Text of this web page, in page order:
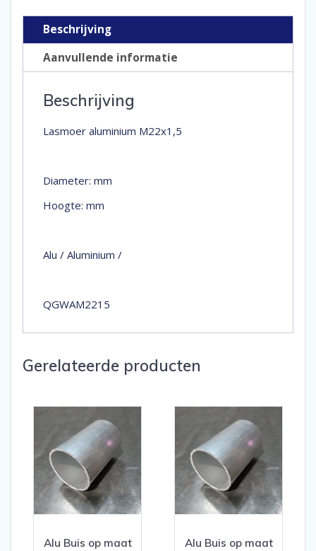
Beschrijving
Aanvullende informatie
Beschrijving
Lasmoer aluminium M22x1,5
Diameter: mm
Hoogte: mm
Alu / Aluminium /
QGWAM2215
Gerelateerde producten
Alu Buis op maat
Alu Buis op maat